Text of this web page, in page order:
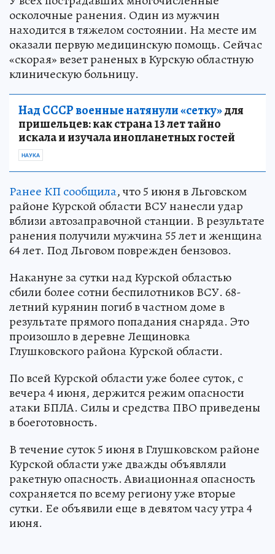
осколочные ранения. Один из мужчин
находится в тяжелом состоянии. На месте им
оказали первую медицинскую помощь. Сейчас
«скорая» везет раненых в Курскую областную
клиническую больницу.
Над СССР военные натянули «сетку»для
пришельцев: как страна 13 лет тайно
искала и изучала инопланетных гостей
НАУКА
Ранее КП сообщила, что 5 июня в Льговском
районе Курской области ВСУ нанесли удар
вблизи автозаправочной станции. В результате
ранения получили мужчина 55 лет и женщина
64 лет. Под Льговом поврежден бензовоз.
Накануне за сутки над Курской областью
сбили более сотни беспилотников ВСУ. 68-
летний курянин погиб в частном доме в
результате прямого попадания снаряда. Это
произошло в деревне Лещиновка
Глушковского района Курской области.
По всей Курской области уже более суток, с
вечера 4 июня, держится режим опасности
атаки БПЛА. Силы и средства ПВО приведены
в боеготовность.
В течение суток 5 июня в Глушковском районе
Курской области уже дважды объявляли
ракетную опасность. Авиационная опасность
сохраняется по всему региону уже вторые
сутки. Ее объявили еще в девятом часу утра 4
июня.